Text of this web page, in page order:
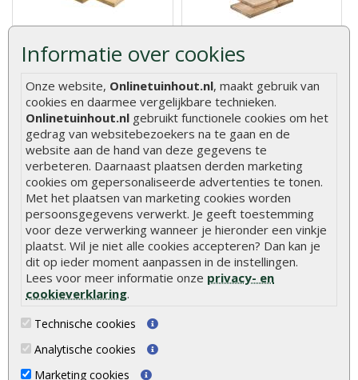
Informatie over cookies
Onze website, Onlinetuinhout.nl, maakt gebruik van
cookies en daarmee vergelijkbare technieken.
Onlinetuinhout.nl gebruikt functionele cookies om het
gedrag van websitebezoekers na te gaan en de
website aan de hand van deze gegevens te
verbeteren. Daarnaast plaatsen derden marketing
cookies om gepersonaliseerde advertenties te tonen.
Met het plaatsen van marketing cookies worden
persoonsgegevens verwerkt. Je geeft toestemming
voor deze verwerking wanneer je hieronder een vinkje
plaatst. Wil je niet alle cookies accepteren? Dan kan je
dit op ieder moment aanpassen in de instellingen.
Lees voor meer informatie onze privacy- en
cookieverklaring.
Technische cookies
Analytische cookies
Marketing cookies
geïmpregneerd glad
geschaafd 2,8 x 19,5 cm
Vlonderplank vuren
geïmpregneerd glad
geschaafd 2,8 x 19,5 c..
€ 25,95
aanbieding grenen
geïmpregneerd 1,6 x 14 x
180 cm
Schuttingplank aanbieding
grenen geïmpregneerd 1,6 x
14 x 18..
€ 3,05 € 3,70
info@onlinetuinhout.nl